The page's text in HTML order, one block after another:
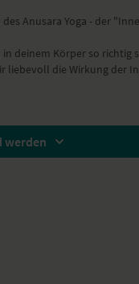
Anusara Yoga - der
schön zum
liebevoll die Wirkung der
werden